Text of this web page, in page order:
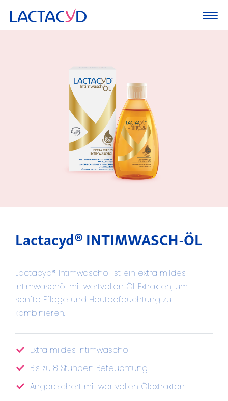
Lactacyd® INTIMWASCH-ÖL
Lactacyd® Intimwaschöl ist ein extra mildes
Intimwaschöl mit wertvollen Öl-Extrakten, um
sanfte Pflege und Hautbefeuchtung zu
kombinieren.
Extra mildes Intimwaschöl
Bis zu 8 Stunden Befeuchtung
Angereichert mit wertvollen Ölextrakten